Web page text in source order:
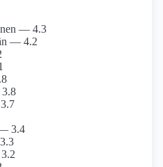
— 4.3
— 4.2
3.4